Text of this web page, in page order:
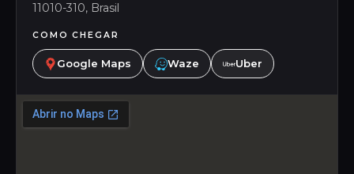
11010-310, Brasil
COMO CHEGAR
Google Maps Waze Uber